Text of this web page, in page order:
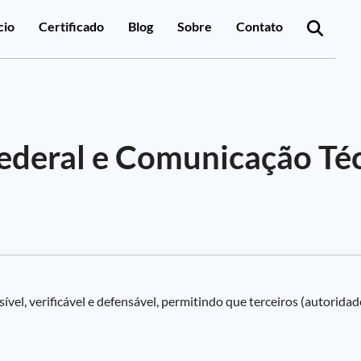
Certificado Blog Sobre Contato
e Comunicação
verificável e defensável, permitindo que terceiros